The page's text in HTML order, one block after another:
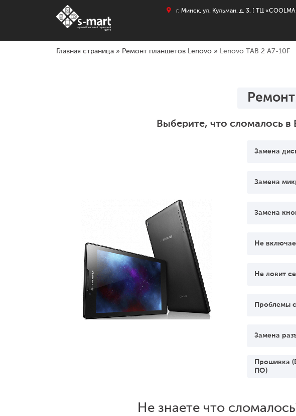
г. Минск, ул. Кульман, д. 3, [ ТЦ
Главная страница » Ремонт планшетов Lenovo » Lenovo TAB 2 A7-10F
Выберите, что сломалось в
Замена
Замена
Замена
Не
Не ловит
Проблемы
Замена
Прошивка
ПО)
Не знаете что